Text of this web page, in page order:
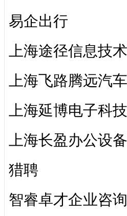
易企出行
上海途径信息技
上海飞路腾远汽
上海延博电子科
上海长盈办公设
猎聘
智睿卓才企业咨